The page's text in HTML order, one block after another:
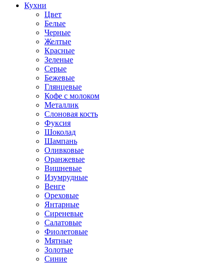
Кухни
Цвет
Белые
Черные
Желтые
Красные
Зеленые
Серые
Бежевые
Глянцевые
Кофе с молоком
Металлик
Слоновая кость
Фуксия
Шоколад
Шампань
Оливковые
Оранжевые
Вишневые
Изумрудные
Венге
Ореховые
Янтарные
Сиреневые
Салатовые
Фиолетовые
Мятные
Золотые
Синие